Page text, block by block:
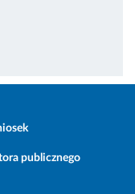
publicznego